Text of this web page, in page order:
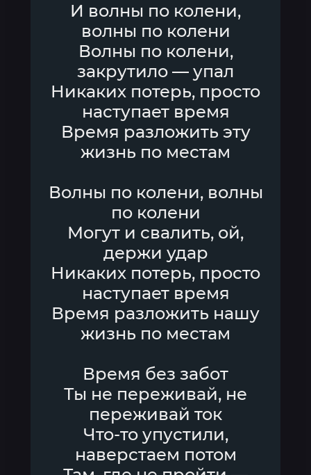
И волны по колени,
волны по колени
Волны по колени,
закрутило — упал
Никаких потерь, просто
наступает время
Время разложить эту
жизнь по местам
Волны по колени, волны
по колени
Могут и свалить, ой,
держи удар
Никаких потерь, просто
наступает время
Время разложить нашу
жизнь по местам
Время без забот
Ты не переживай, не
переживай ток
Что-то упустили,
наверстаем потом